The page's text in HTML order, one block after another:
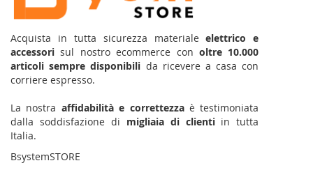
Acquista in tutta sicurezza materialeelettrico e
accessori sul nostro ecommerce con oltre 10.000
articoli sempre disponibili da ricevere a casa con
corriere espresso.
La nostra affidabilità e correttezzaè testimoniata
dalla soddisfazione di migliaia di clientiin tutta
Italia.
BsystemSTORE